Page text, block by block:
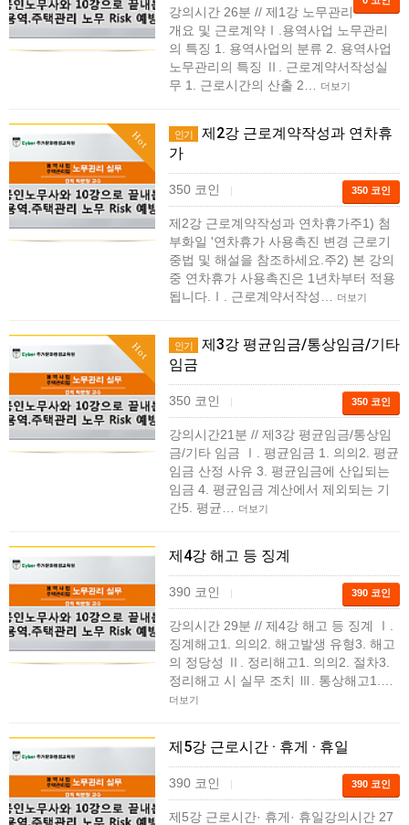
강의시간 26분 // 제1강 노무관리
개요 및 근로계약Ⅰ.용역사업 노무관리
의 특징 1. 용역사업의 분류 2. 용역사업
노무관리의 특징 Ⅱ. 근로계약서작성실
무 1. 근로시간의 산출 2…
더보기
Hot 인기
제2강 근로계약작성과 연차휴
가
350 코인 | 350 코인
제2강 근로계약작성과 연차휴가주1) 첨
부화일 '연차휴가 사용촉진 변경 근로기
중법 및 해설을 참조하세요.주2) 본 강의
중 연차휴가 사용촉진은 1년차부터 적용
됩니다.Ⅰ. 근로계약서작성…
더보기
Hot 인기
제3강 평균임금/통상임금/기타
임금
350 코인 | 350 코인
강의시간21분 // 제3강 평균임금/통상임
금/기타 임금 Ⅰ. 평균임금 1. 의의2. 평균
임금 산정 사유 3. 평균임금에 산입되는
임금 4. 평균임금 계산에서 제외되는 기
간5. 평균…
더보기
제4강 해고 등 징계
390 코인 | 390 코인
강의시간 29분 // ​제4강 해고 등 징계 Ⅰ.
징계해고1. 의의2. 해고발생 유형3. 해고
의 정당성 Ⅱ. 정리해고1. 의의2. 절차3.
정리해고 시 실무 조치 Ⅲ. 통상해고1.…
더보기
제5강 근로시간 · 휴게 · 휴일
390 코인 | 390 코인
제5강 근로시간· 휴게· 휴일강의시간 27